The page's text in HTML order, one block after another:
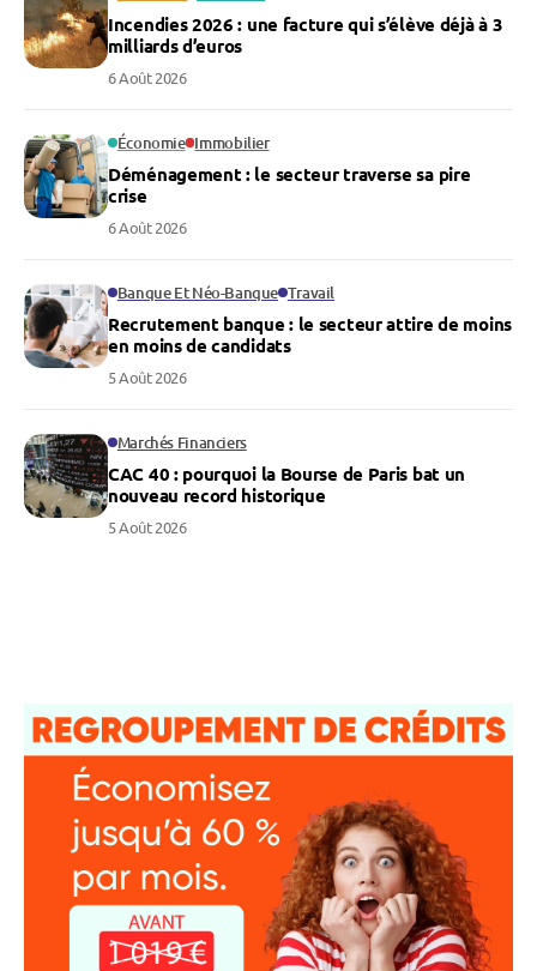
Incendies 2026 : une facture qui s’élève déjà à 3
milliards d’euros
6 Août 2026
Économie Immobilier
Déménagement : le secteur traverse sa pire
crise
6 Août 2026
Banque Et Néo-Banque Travail
Recrutement banque : le secteur attire de moins
en moins de candidats
5 Août 2026
Marchés Financiers
CAC 40 : pourquoi la Bourse de Paris bat un
nouveau record historique
5 Août 2026